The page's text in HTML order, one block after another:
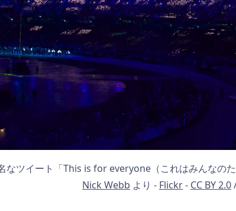
なツイート「This is for everyone（これはみんなの
Nick Webb より - Flickr- CC BY 2.0